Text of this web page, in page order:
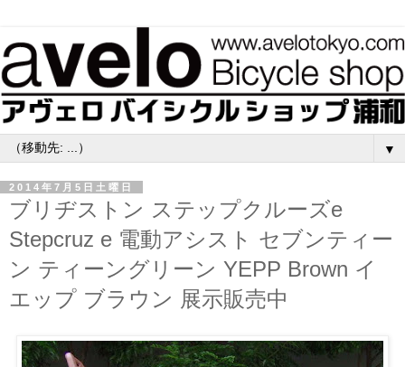
▼
2014年7月5日土曜日
ブリヂストン ステップクルーズe
Stepcruz e 電動アシスト セブンティー
ン ティーングリーン YEPP Brown イ
エップ ブラウン 展示販売中